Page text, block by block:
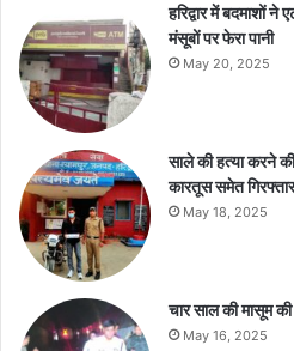
हरिद्वार में बदमाशों
मंसूबों पर फेरा पानी
May 20, 2025
साले की हत्या करने
कारतूस समेत गिरफ्तार
May 18, 2025
चार साल की मासूम
May 16, 2025